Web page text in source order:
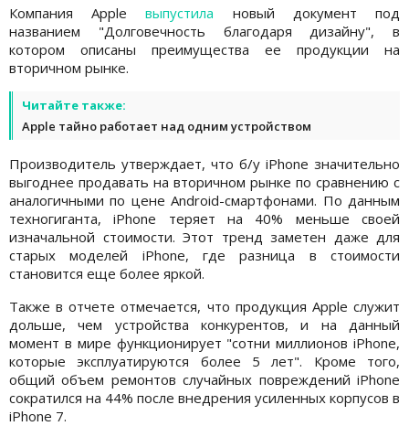
Компания Appleвыпустила новый документ под
названием "Долговечность благодаря дизайну", в
котором описаны преимущества ее продукции на
вторичном рынке.
Читайте также:
Apple тайно работает над одним устройством
Производитель утверждает, что б/у iPhone значительно
выгоднее продавать на вторичном рынке по сравнению с
аналогичными по цене Android-смартфонами. По данным
техногиганта, iPhone теряет на 40% меньше своей
изначальной стоимости. Этот тренд заметен даже для
старых моделей iPhone, где разница в стоимости
становится еще более яркой.
Также в отчете отмечается, что продукция Apple служит
дольше, чем устройства конкурентов, и на данный
момент в мире функционирует "сотни миллионов iPhone,
которые эксплуатируются более 5 лет". Кроме того,
общий объем ремонтов случайных повреждений iPhone
сократился на 44% после внедрения усиленных корпусов в
iPhone 7.